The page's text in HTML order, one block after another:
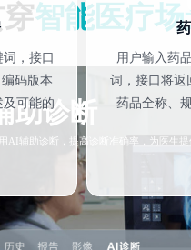
，接口
码版本
及可能的
用户输入药
词，接口将返
药品全称、
智能医疗场
助诊断
AI辅助诊断，提高诊断准确率，为医生提